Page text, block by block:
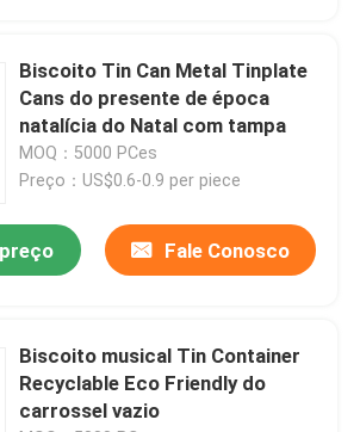
Biscoito Tin Can Metal Tinplate
Cans do presente de época
natalícia do Natal com tampa
MOQ：5000 PCes
Preço：US$0.6-0.9 per piece
Fale Conosco
Biscoito musical Tin Container
Recyclable Eco Friendly do
carrossel vazio